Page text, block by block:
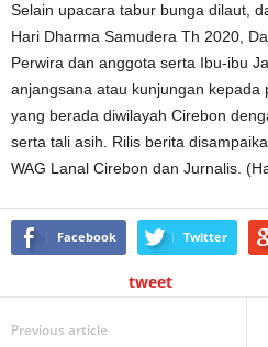
Selain upacara tabur bunga dilaut,
Hari Dharma Samudera Th 2020,
Perwira dan anggota serta Ibu-ibu
anjangsana atau kunjungan kepada
yang berada diwilayah Cirebon
serta tali asih. Rilis berita
WAG Lanal Cirebon dan Jurnalis.
Facebook Twitter
tweet
Previous article